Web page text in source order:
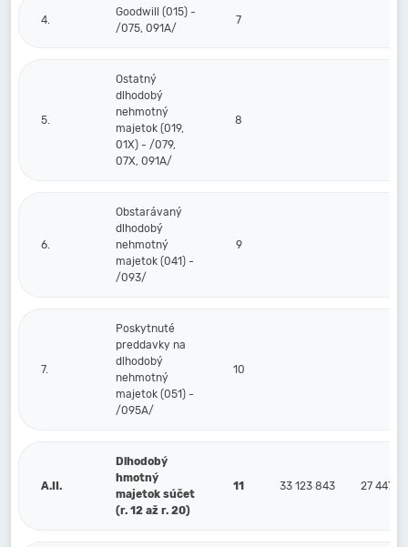
4.
Goodwill (015) -
/075, 091A/
7
5.
Ostatný
dlhodobý
nehmotný
majetok (019,
01X) - /079,
07X, 091A/
8
6.
Obstarávaný
dlhodobý
nehmotný
majetok (041) -
/093/
9
7.
Poskytnuté
preddavky na
dlhodobý
nehmotný
majetok (051) -
/095A/
10
A.II.
Dlhodobý
hmotný
majetok súčet
(r. 12 až r. 20)
11 33 123 843 27 447